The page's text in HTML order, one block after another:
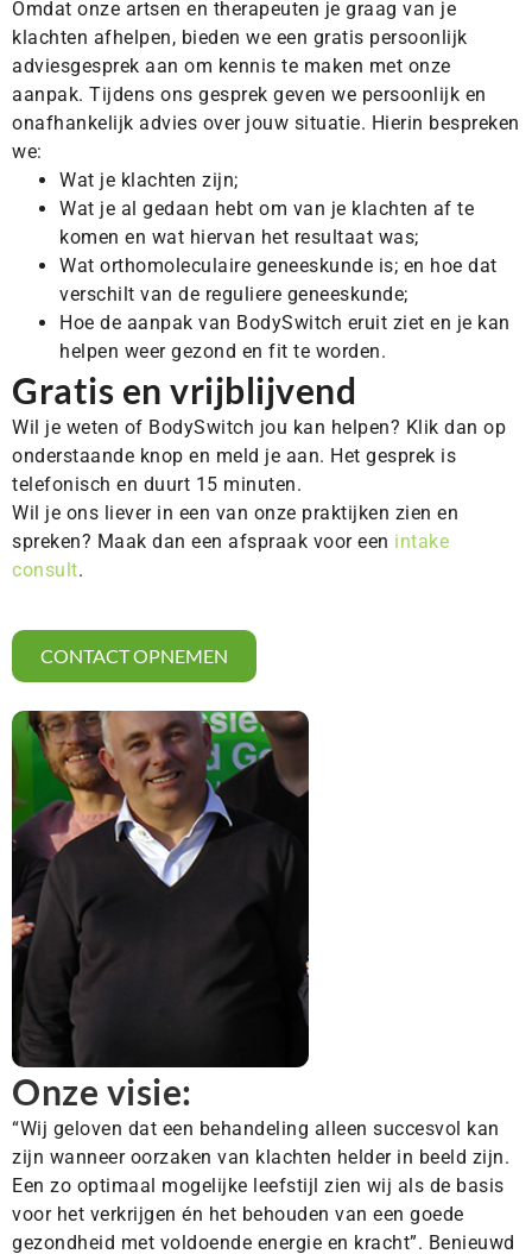
Omdat onze artsen en therapeuten je graag van je
klachten afhelpen, bieden we een gratis persoonlijk
adviesgesprek aan om kennis te maken met onze
aanpak. Tijdens ons gesprek geven we persoonlijk en
onafhankelijk advies over jouw situatie. Hierin bespreken
we:
Wat je klachten zijn;
Wat je al gedaan hebt om van je klachten af te
komen en wat hiervan het resultaat was;
Wat orthomoleculaire geneeskunde is; en hoe dat
verschilt van de reguliere geneeskunde;
Hoe de aanpak van BodySwitch eruit ziet en je kan
helpen weer gezond en fit te worden.
Gratis en vrijblijvend
Wil je weten of BodySwitch jou kan helpen? Klik dan op
onderstaande knop en meld je aan. Het gesprek is
telefonisch en duurt 15 minuten.
Wil je ons liever in een van onze praktijken zien en
spreken? Maak dan een afspraak voor een intake
consult.
CONTACT OPNEMEN
Onze visie:
“Wij geloven dat een behandeling alleen succesvol kan
zijn wanneer oorzaken van klachten helder in beeld zijn.
Een zo optimaal mogelijke leefstijl zien wij als de basis
voor het verkrijgen én het behouden van een goede
gezondheid met voldoende energie en kracht”. Benieuwd